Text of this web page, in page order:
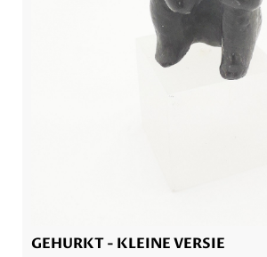
GEHURKT - KLEINE VERSIE